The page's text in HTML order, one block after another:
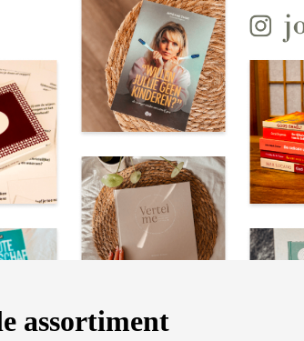
assortiment